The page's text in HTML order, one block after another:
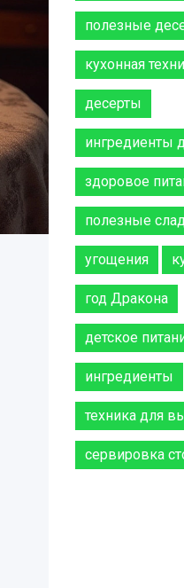
полезные
кухонная
десерты
ингредиенты
здоровое
полезные
угощения
год Дракона
детское
ингредиенты
техника для
сервировка